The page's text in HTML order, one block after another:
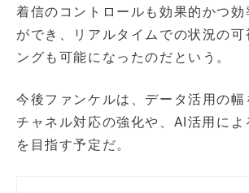
着信のコントロールも効果的かつ効
ができ、リアルタイムでの状況の可
ングも可能になったのだという。
今後ファンケルは、データ活用の幅
チャネル対応の強化や、AI活用によ
を目指す予定だ。